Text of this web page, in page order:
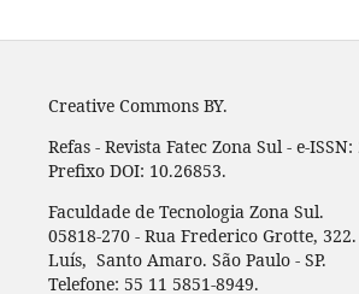
Creative Commons BY.
Refas - Revista Fatec Zona Sul - e-
Prefixo DOI: 10.26853.
Faculdade de Tecnologia Zona Sul.
05818-270 - Rua Frederico Grotte,
Luís, Santo Amaro. São Paulo - SP.
Telefone: 55 11 5851-8949.